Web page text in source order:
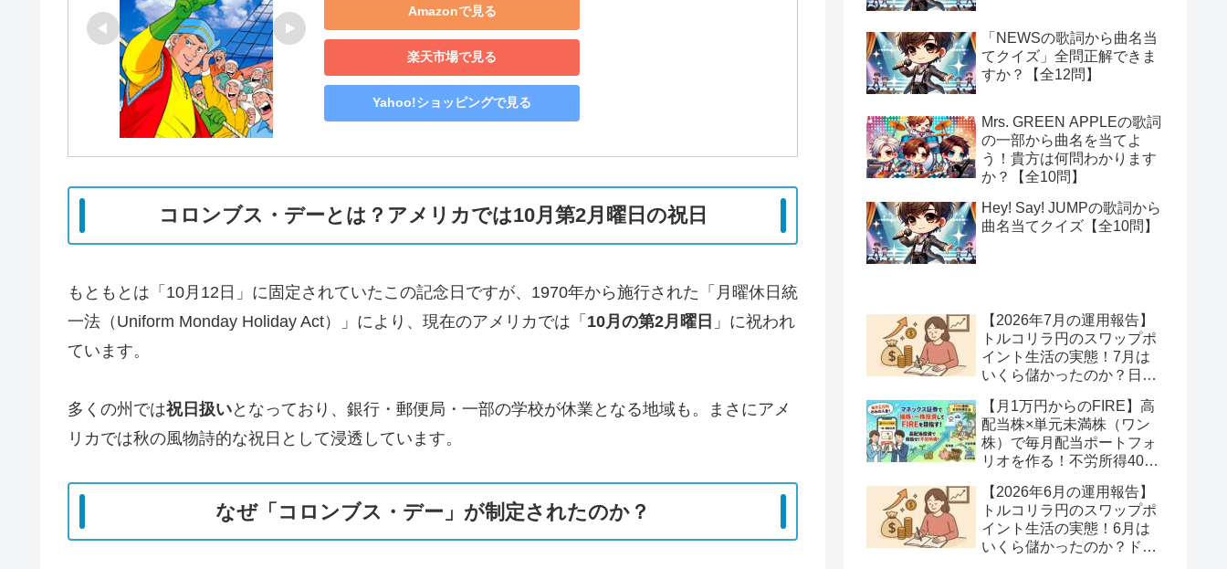
Amazonで見る
楽天市場で見る
Yahoo!ショッピングで見る
コロンブス・デーとは？アメリカでは10月第2月曜日の祝日
もともとは「10月12日」に固定されていたこの記念日ですが、1970年から施行された「月曜休日統
一法（Uniform Monday Holiday Act）」により、現在のアメリカでは「 10月の第2月曜日 」に祝われ
ています。
多くの州では祝日扱いとなっており、銀行・郵便局・一部の学校が休業となる地域も。まさにアメ
リカでは秋の風物詩的な祝日として浸透しています。
なぜ「コロンブス・デー」が制定されたのか？
「NEWSの歌詞から曲名当
てクイズ」全問正解できま
すか？【全12問】
Mrs. GREEN APPLEの歌詞
の一部から曲名を当てよ
う！貴方は何問わかります
か？【全10問】
Hey! Say! JUMPの歌詞から
曲名当てクイズ【全10問】
【2026年7月の運用報告】
トルコリラ円のスワップポ
イント生活の実態！7月は
いくら儲かったのか？日本
へ一歩進んだ？
【月1万円からのFIRE】高
配当株×単元未満株（ワン
株）で毎月配当ポートフォ
リオを作る！不労所得400
回】
【2026年6月の運用報告】
トルコリラ円のスワップポ
イント生活の実態！6月は
いくら儲かったのか？ドル